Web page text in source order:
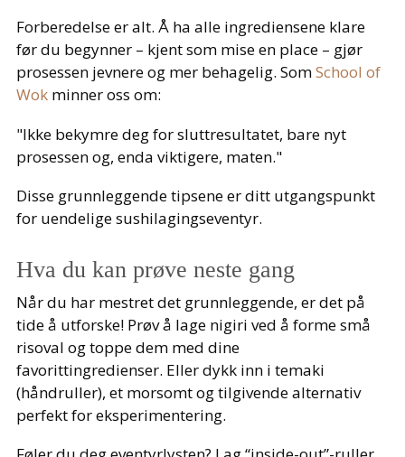
Forberedelse er alt. Å ha alle ingrediensene klare
før du begynner – kjent som mise en place – gjør
prosessen jevnere og mer behagelig. SomSchool of
Wok minner oss om:
"Ikke bekymre deg for sluttresultatet, bare nyt
prosessen og, enda viktigere, maten."
Disse grunnleggende tipsene er ditt utgangspunkt
for uendelige sushilagingseventyr.
Hva du kan prøve neste gang
Når du har mestret det grunnleggende, er det på
tide å utforske! Prøv å lage nigiri ved å forme små
risoval og toppe dem med dine
favorittingredienser. Eller dykk inn i temaki
(håndruller), et morsomt og tilgivende alternativ
perfekt for eksperimentering.